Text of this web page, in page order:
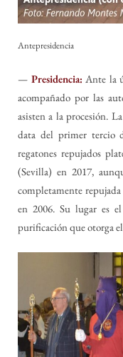
Antepresidencia
— Presidencia: Ante la
acompañado por las
asisten a la procesión.
data del primer tercio
regatones repujados
(Sevilla) en 2017,
completamente
en 2006. Su lugar es
purificación que otorga